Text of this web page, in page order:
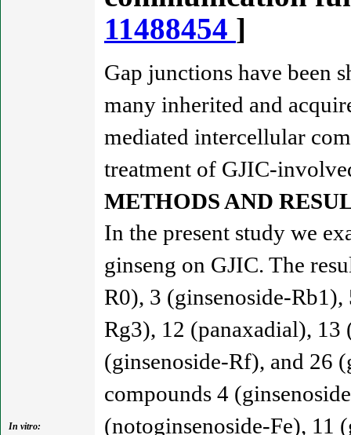
In vitro:
11488454 ]
Gap junctions have been
many inherited and
mediated intercellular
treatment of GJIC-
METHODS AND
In the present study we
ginseng on GJIC. The
R0), 3 (ginsenoside-
Rg3), 12 (panaxadial), 13
(ginsenoside-Rf), and 26
compounds 4
(notoginsenoside-Fe), 11